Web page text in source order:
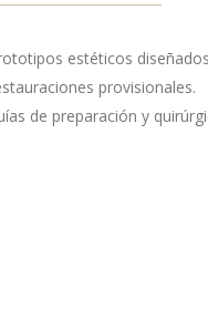
estéticos
provisionales.
de preparación y